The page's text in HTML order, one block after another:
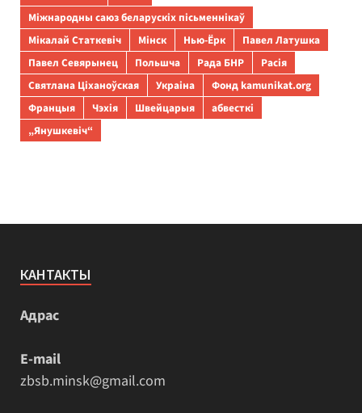
Міжнародны саюз беларускіх пісьменнікаў
Мікалай Статкевіч
Мінск Нью-Ёрк
Павел Латушка
Павел Севярынец
Польшча Рада БНР
Расія
Святлана Ціханоўская
Украіна
Фонд kamunikat.org
Францыя
Чэхія Швейцарыя
абвесткі
„Янушкевіч“
КАНТАКТЫ
Адрас
E-mail
zbsb.minsk@gmail.com